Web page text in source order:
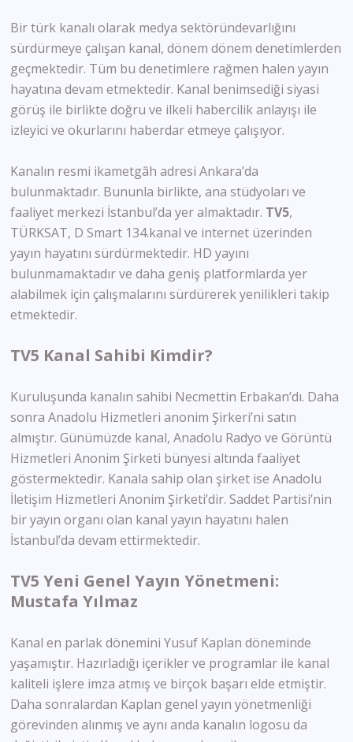
Bir türk kanalı olarak medya sektöründevarlığını
sürdürmeye çalışan kanal, dönem dönem denetimlerden
geçmektedir. Tüm bu denetimlere rağmen halen yayın
hayatına devam etmektedir. Kanal benimsediği siyasi
görüş ile birlikte doğru ve ilkeli habercilik anlayışı ile
izleyici ve okurlarını haberdar etmeye çalışıyor.
Kanalın resmi ikametgâh adresi Ankara’da
bulunmaktadır. Bununla birlikte, ana stüdyoları ve
faaliyet merkezi İstanbul’da yer almaktadır. TV5,
TÜRKSAT, D Smart 134.kanal ve internet üzerinden
yayın hayatını sürdürmektedir. HD yayını
bulunmamaktadır ve daha geniş platformlarda yer
alabilmek için çalışmalarını sürdürerek yenilikleri takip
etmektedir.
TV5 Kanal Sahibi Kimdir?
Kuruluşunda kanalın sahibi Necmettin Erbakan’dı. Daha
sonra Anadolu Hizmetleri anonim Şirkeri’ni satın
almıştır. Günümüzde kanal, Anadolu Radyo ve Görüntü
Hizmetleri Anonim Şirketi bünyesi altında faaliyet
göstermektedir. Kanala sahip olan şirket ise Anadolu
İletişim Hizmetleri Anonim Şirketi’dir. Saddet Partisi’nin
bir yayın organı olan kanal yayın hayatını halen
İstanbul’da devam ettirmektedir.
TV5 Yeni Genel Yayın Yönetmeni:
Mustafa Yılmaz
Kanal en parlak dönemini Yusuf Kaplan döneminde
yaşamıştır. Hazırladığı içerikler ve programlar ile kanal
kaliteli işlere imza atmış ve birçok başarı elde etmiştir.
Daha sonralardan Kaplan genel yayın yönetmenliği
görevinden alınmış ve aynı anda kanalın logosu da